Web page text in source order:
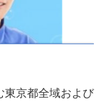
東京都全域および